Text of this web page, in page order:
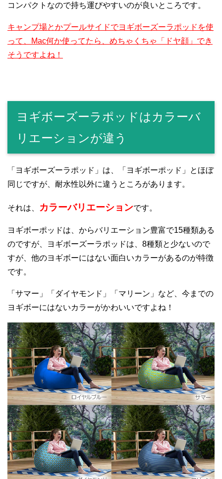
コンパクトなので持ち運びやすいのが良いところです。
キャンプ場とかプールサイドでヨギボーズーラポッドを使
って、Mac何か使ってたら、めちゃくちゃ「ドヤ顔」でき
そうですよね！
ヨギボーズーラポッドはカラーバ
リエーションが違う
「ヨギボーズーラポッド」は、「ヨギボーポッド」とほぼ
同じですが、耐水性以外に違うところがあります。
それは、 カラーバリエーションです。
ヨギボーポッドは、からバリエーション豊富で15種類ある
のですが、ヨギボーズーラポッドは、8種類と少ないので
すが、他のヨギボーにはない面白いカラーがあるのが特徴
です。
「サマー」「ダイヤモンド」「マリーン」など、今までの
ヨギボーにはないカラーがかわいいですよね！